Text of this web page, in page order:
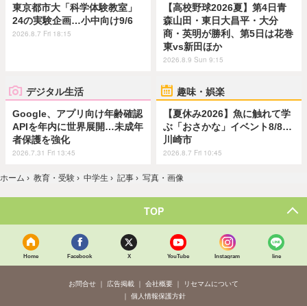
東京都市大「科学体験教室」
24の実験企画…小中向け9/6
2026.8.7 Fri 18:15
【高校野球2026夏】第4日青
森山田・東日大昌平・大分
商・英明が勝利、第5日は花巻
東vs新田ほか
2026.8.9 Sun 9:15
デジタル生活
Google、アプリ向け年齢確認
APIを年内に世界展開…未成年
者保護を強化
2026.7.31 Fri 13:45
趣味・娯楽
【夏休み2026】魚に触れて学
ぶ「おさかな」イベント8/8…
川崎市
2026.8.7 Fri 10:45
ホーム › 教育・受験 › 中学生 › 記事 › 写真・画像
TOP
Home Facebook X YouTube Instagram line
お問合せ 広告掲載 会社概要
リセマムについて
個人情報保護方針